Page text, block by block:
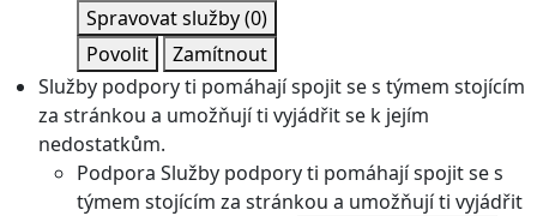
Spravovat služby(0)
Povolit
Zamítnout
Služby podpory ti pomáhají spojit se s týmem stojícím
za stránkou a umožňují ti vyjádřit se k jejím
nedostatkům.
Podpora Služby podpory ti pomáhají spojit se s
týmem stojícím za stránkou a umožňují ti vyjádřit